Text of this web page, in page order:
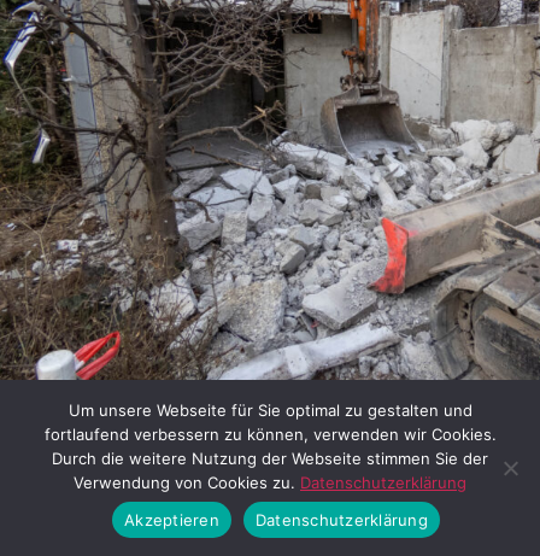
Abriss des Trafohäuschens (07.03.2023) © Thomas Irlbeck
Um unsere Webseite für Sie optimal zu gestalten und
fortlaufend verbessern zu können, verwenden wir Cookies.
Durch die weitere Nutzung der Webseite stimmen Sie der
Verwendung von Cookies zu. Datenschutzerklärung
Akzeptieren
Datenschutzerklärung